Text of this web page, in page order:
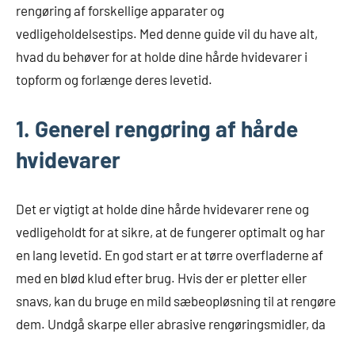
rengøring af forskellige apparater og
vedligeholdelsestips. Med denne guide vil du have alt,
hvad du behøver for at holde dine hårde hvidevarer i
topform og forlænge deres levetid.
1. Generel rengøring af hårde
hvidevarer
Det er vigtigt at holde dine hårde hvidevarer rene og
vedligeholdt for at sikre, at de fungerer optimalt og har
en lang levetid. En god start er at tørre overfladerne af
med en blød klud efter brug. Hvis der er pletter eller
snavs, kan du bruge en mild sæbeopløsning til at rengøre
dem. Undgå skarpe eller abrasive rengøringsmidler, da